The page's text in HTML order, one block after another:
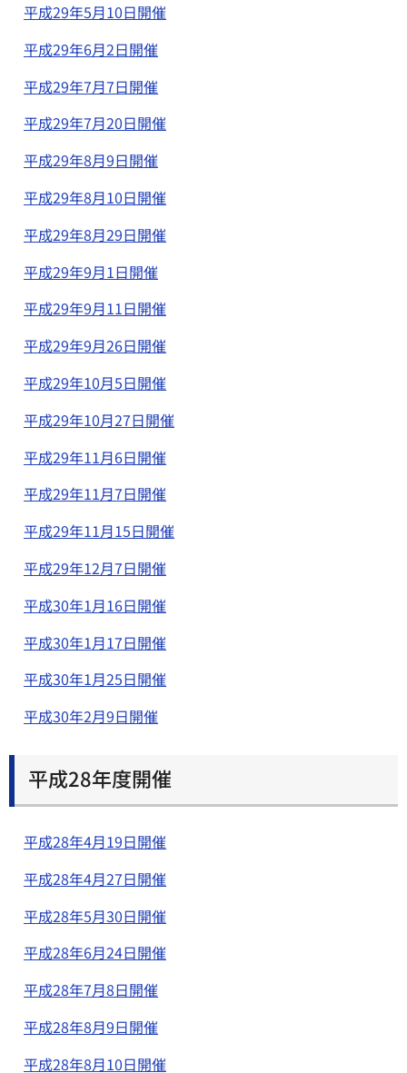
平成29年5月10日開催
平成29年6月2日開催
平成29年7月7日開催
平成29年7月20日開催
平成29年8月9日開催
平成29年8月10日開催
平成29年8月29日開催
平成29年9月1日開催
平成29年9月11日開催
平成29年9月26日開催
平成29年10月5日開催
平成29年10月27日開催
平成29年11月6日開催
平成29年11月7日開催
平成29年11月15日開催
平成29年12月7日開催
平成30年1月16日開催
平成30年1月17日開催
平成30年1月25日開催
平成30年2月9日開催
平成28年度開催
平成28年4月19日開催
平成28年4月27日開催
平成28年5月30日開催
平成28年6月24日開催
平成28年7月8日開催
平成28年8月9日開催
平成28年8月10日開催